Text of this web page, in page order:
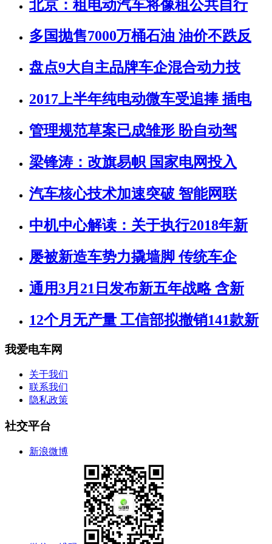
北京：租电动汽车将像租公共自行
多国抛售7000万桶石油 油价不跌反
盘点9大自主品牌车企混合动力技
2017上半年纯电动微车受追捧 插电
管理规范草案已成雏形 盼自动驾
梁锋涛：改旗易帜 国家电网投入
汽车核心技术加速突破 智能网联
中机中心解读：关于执行2018年新
屡被新造车势力撬墙脚 传统车企
通用3月21日发布新五年战略 含新
12个月无产量 工信部拟撤销141款新
我爱电车网
关于我们
联系我们
隐私政策
社交平台
新浪微博